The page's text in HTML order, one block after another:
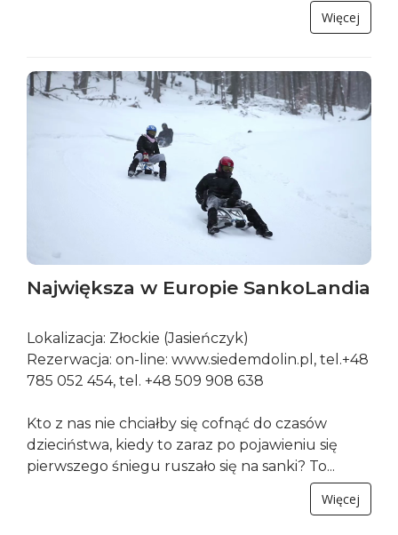
Więcej
Największa w Europie SankoLandia
Lokalizacja: Złockie (Jasieńczyk)
Rezerwacja: on-line: www.siedemdolin.pl, tel.+48
785 052 454, tel. +48 509 908 638
Kto z nas nie chciałby się cofnąć do czasów
dzieciństwa, kiedy to zaraz po pojawieniu się
pierwszego śniegu ruszało się na sanki? To...
Więcej